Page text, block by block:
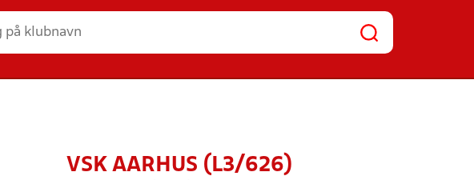
VSK AARHUS (L3/626)